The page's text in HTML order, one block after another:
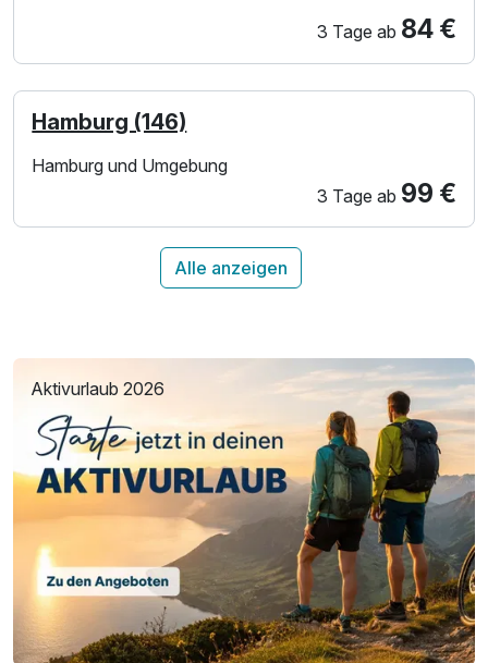
3 Tage ab 84 €
Hamburg (146)
Hamburg und Umgebung
3 Tage ab 99 €
Alle anzeigen
Aktivurlaub 2026